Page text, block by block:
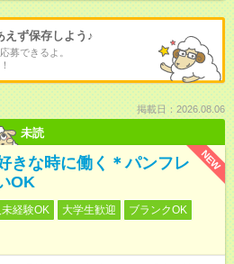
えず保存しよう♪
募できるよ。
掲載日：2026.08.06
未読
NEW
きな時に働く＊パンフレ
OK
経験OK 大学生歓迎
ブランクOK